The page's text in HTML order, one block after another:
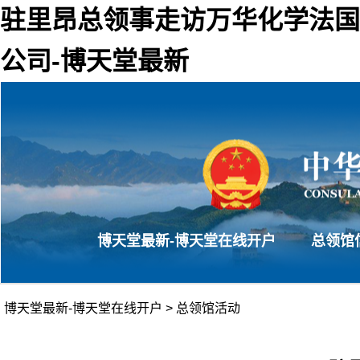
驻里昂总领事走访万华化学法国
公司-博天堂最新
博天堂最新-博天堂在线开户 总领馆
博天堂最新-博天堂在线开户 > 总领馆活动